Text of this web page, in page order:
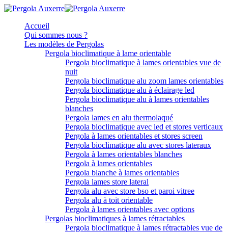
Accueil
Qui sommes nous ?
Les modèles de Pergolas
Pergola bioclimatique à lame orientable
Pergola bioclimatique à lames orientables vue de
nuit
Pergola bioclimatique alu zoom lames orientables
Pergola bioclimatique alu à éclairage led
Pergola bioclimatique alu à lames orientables
blanches
Pergola lames en alu thermolaqué
Pergola bioclimatique avec led et stores verticaux
Pergola à lames orientables et stores screen
Pergola bioclimatique alu avec stores lateraux
Pergola à lames orientables blanches
Pergola à lames orientables
Pergola blanche à lames orientables
Pergola lames store lateral
Pergola alu avec store bso et paroi vitree
Pergola alu à toit orientable
Pergola à lames orientables avec options
Pergolas bioclimatiques à lames rétractables
Pergola bioclimatique à lames rétractables vue de